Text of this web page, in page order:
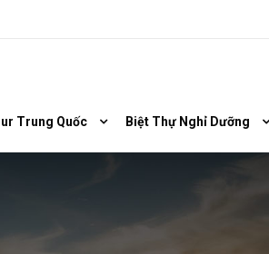
Trung Quốc Biệt Thự Nghỉ Dưỡng